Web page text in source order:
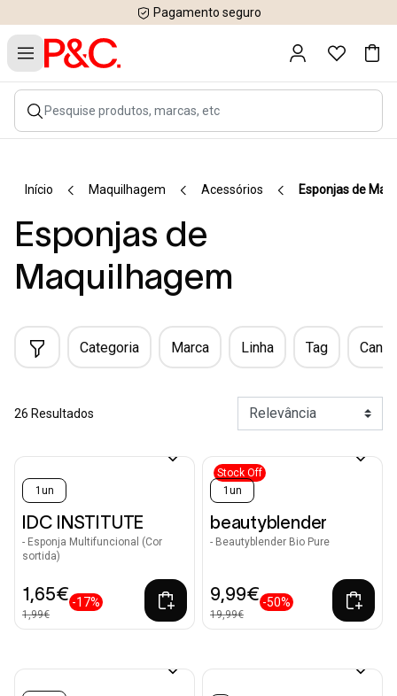
Pagamento seguro
Início Maquilhagem Acessórios Esponjas de
Esponjas de
Maquilhagem
Categoria Marca Linha Tag Canal
26 Resultados
1un
IDC INSTITUTE
- Esponja Multifuncional (Cor
sortida)
1,65€
1,99€
-17%
Stock Off
1un
beautyblender
- Beautyblender Bio Pure
9,99€
19,99€
-50%